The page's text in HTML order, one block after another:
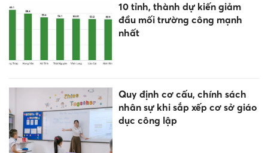
10 tỉnh, thành dự kiến giảm
đầu mối trường công mạnh
nhất
Quy định cơ cấu, chính sách
nhân sự khi sắp xếp cơ sở giáo
dục công lập